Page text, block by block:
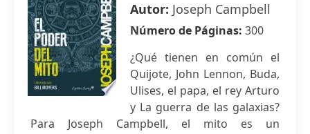
Autor: Joseph Campbell
Número de Páginas: 300
¿Qué tienen en común el
Quijote, John Lennon, Buda,
Ulises, el papa, el rey Arturo
y La guerra de las galaxias?
Para Joseph Campbell, el mito es un